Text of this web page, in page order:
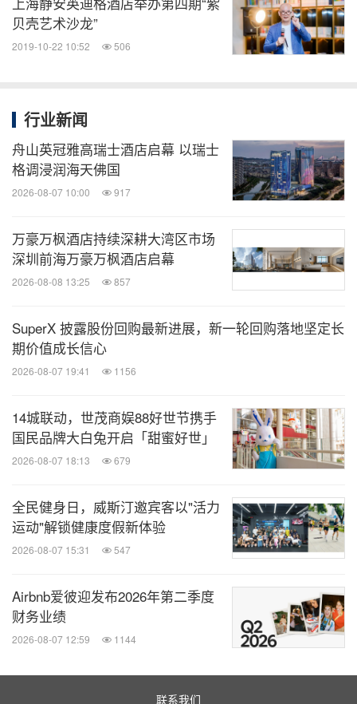
http://www.hotelindigo.com
阅！
关键词：电脑/电子 旅馆与度假村
旅游业
分享到：
贝壳艺术沙龙”
2019-10-22 10:52 506
行业新闻
舟山英冠雅高瑞士酒店启幕 以瑞士
格调浸润海天佛国
2026-08-07 10:00 917
万豪万枫酒店持续深耕大湾区市场
深圳前海万豪万枫酒店启幕
2026-08-08 13:25 857
SuperX 披露股份回购最新进展，新一轮回购落地坚定长
期价值成长信心
2026-08-07 19:41 1156
14城联动，世茂商娱88好世节携手
国民品牌大白兔开启「甜蜜好世」
2026-08-07 18:13 679
全民健身日，威斯汀邀宾客以"活力
运动"解锁健康度假新体验
2026-08-07 15:31 547
Airbnb爱彼迎发布2026年第二季度
财务业绩
2026-08-07 12:59 1144
联系我们